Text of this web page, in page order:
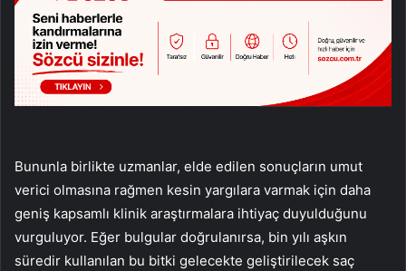
Bununla birlikte uzmanlar, elde edilen sonuçların umut
verici olmasına rağmen kesin yargılara varmak için daha
geniş kapsamlı klinik araştırmalara ihtiyaç duyulduğunu
vurguluyor. Eğer bulgular doğrulanırsa, bin yılı aşkın
süredir kullanılan bu bitki gelecekte geliştirilecek saç